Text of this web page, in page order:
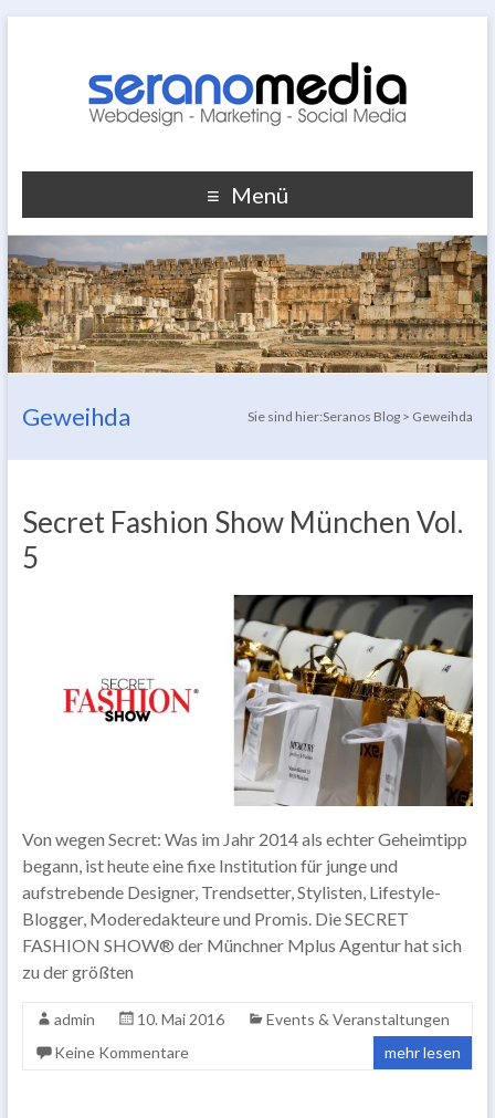
Menü
Geweihda Sie sind hier:Seranos Blog > Geweihda
Secret Fashion Show München Vol.
5
Von wegen Secret: Was im Jahr 2014 als echter Geheimtipp
begann, ist heute eine fixe Institution für junge und
aufstrebende Designer, Trendsetter, Stylisten, Lifestyle-
Blogger, Moderedakteure und Promis. Die SECRET
FASHION SHOW® der Münchner Mplus Agentur hat sich
zu der größten
admin 10. Mai 2016
Events & Veranstaltungen
Keine Kommentare
mehr lesen